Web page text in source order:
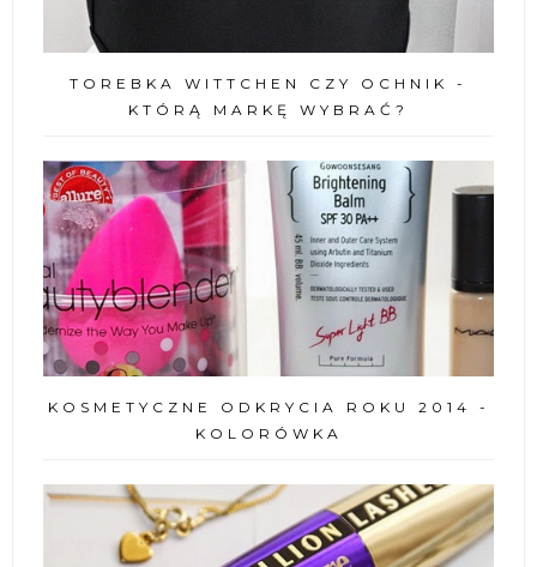
TOREBKA WITTCHEN CZY OCHNIK -
KTÓRĄ MARKĘ WYBRAĆ?
KOSMETYCZNE ODKRYCIA ROKU 2014 -
KOLORÓWKA